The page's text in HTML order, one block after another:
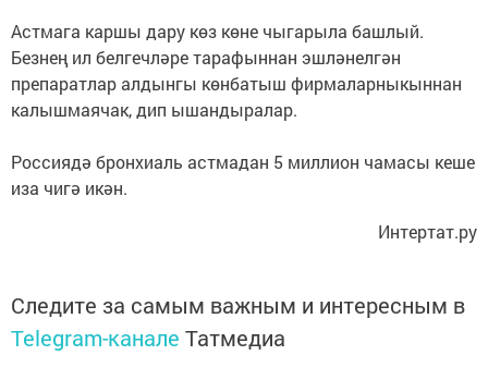
Астмага каршы дару көз көне чыгарыла башлый.
Безнең ил белгечләре тарафыннан эшләнелгән
препаратлар алдынгы көнбатыш фирмаларныкыннан
калышмаячак, дип ышандыралар.
Россиядә бронхиаль астмадан 5 миллион чамасы кеше
иза чигә икән.
Интертат.ру
Следите за самым важным и интересным в
Telegram-канале Татмедиа